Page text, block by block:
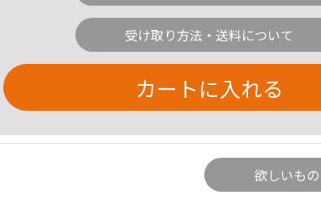
受け取り方法・送料について
カートに入れる
欲しいも